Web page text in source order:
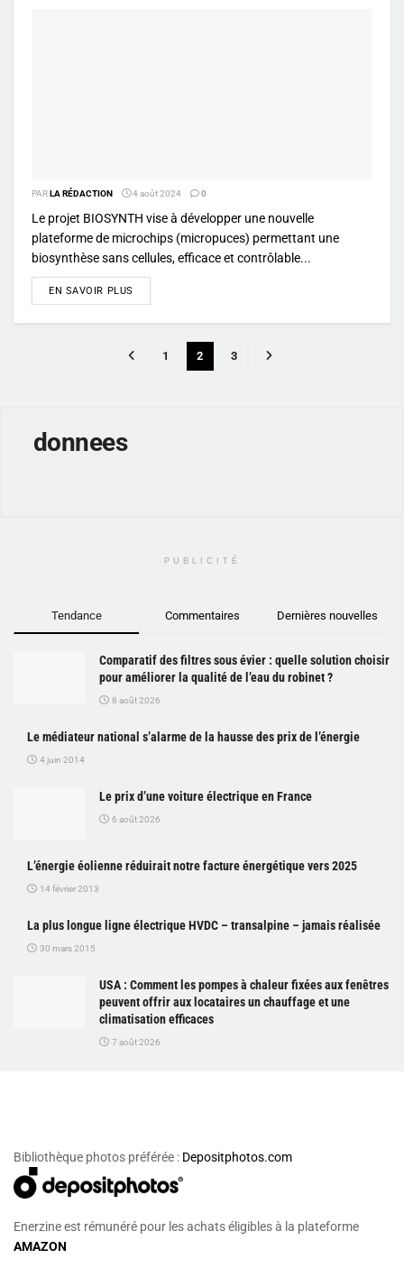
PARLA RÉDACTION 4 août 2024 0
Le projet BIOSYNTH vise à développer une nouvelle
plateforme de microchips (micropuces) permettant une
biosynthèse sans cellules, efficace et contrôlable...
EN SAVOIR PLUS
1 2 3
donnees
PUBLICITÉ
Tendance Commentaires Dernières nouvelles
Comparatif des filtres sous évier : quelle solution choisir
pour améliorer la qualité de l’eau du robinet ?
8 août 2026
Le médiateur national s’alarme de la hausse des prix de l’énergie
4 juin 2014
Le prix d’une voiture électrique en France
6 août 2026
L’énergie éolienne réduirait notre facture énergétique vers 2025
14 février 2013
La plus longue ligne électrique HVDC – transalpine – jamais réalisée
30 mars 2015
USA : Comment les pompes à chaleur fixées aux fenêtres
peuvent offrir aux locataires un chauffage et une
climatisation efficaces
7 août 2026
Bibliothèque photos préférée : Depositphotos.com
Enerzine est rémunéré pour les achats éligibles à la plateforme
AMAZON